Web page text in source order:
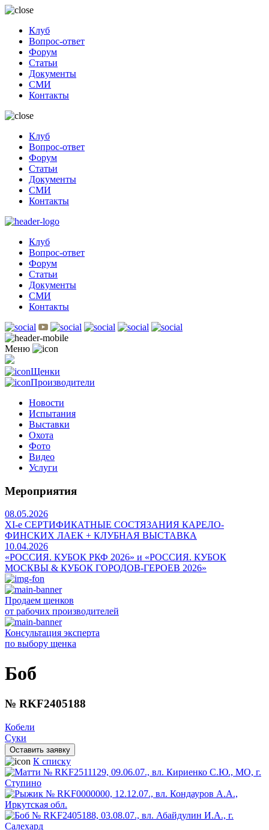
Клуб
Вопрос-ответ
Форум
Статьи
Документы
СМИ
Контакты
Клуб
Вопрос-ответ
Форум
Статьи
Документы
СМИ
Контакты
Клуб
Вопрос-ответ
Форум
Статьи
Документы
СМИ
Контакты
Меню
Щенки
Производители
Новости
Испытания
Выставки
Охота
Фото
Видео
Услуги
Мероприятия
08.05.2026
ХI-е СЕРТИФИКАТНЫЕ СОСТЯЗАНИЯ КАРЕЛО-
ФИНСКИХ ЛАЕК + КЛУБНАЯ ВЫСТАВКА
10.04.2026
«РОССИЯ. КУБОК РКФ 2026» и «РОССИЯ. КУБОК
МОСКВЫ & КУБОК ГОРОДОВ-ГЕРОЕВ 2026»
Продаем щенков
от рабочих производителей
Консультация эксперта
по выбору щенка
Боб
№ RKF2405188
Кобели
Суки
Оставить заявку
К списку